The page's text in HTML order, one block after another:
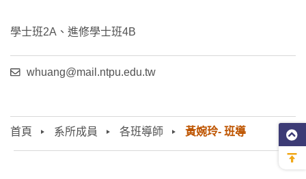
首頁 系所成員 各班導師 黃婉玲- 班導
學士班2A、進修學士班4B
whuang@mail.ntpu.edu.tw